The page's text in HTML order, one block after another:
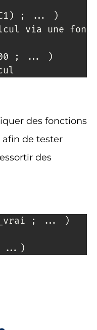
; ... )
via une
; ... )
des fonctions
afin de tester
des
; ... )
...)